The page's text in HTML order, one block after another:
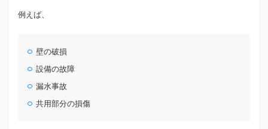
例えば、
壁の破損
設備の故障
漏水事故
共用部分の損傷